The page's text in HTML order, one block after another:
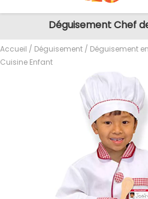
Déguisement Chef
Accueil / Déguisement / Déguisement
Cuisine Enfant